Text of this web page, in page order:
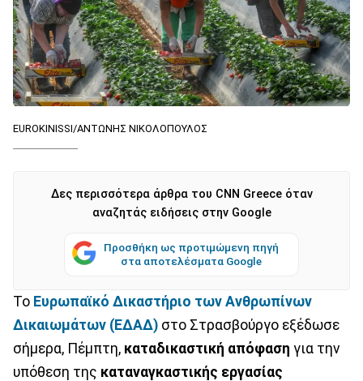
EUROKINISSI/ΑΝΤΩΝΗΣ ΝΙΚΟΛΟΠΟΥΛΟΣ
Δες περισσότερα άρθρα του CNN Greece όταν
αναζητάς ειδήσεις στην Google
Προσθήκη ως προτιμώμενη πηγή
στα αποτελέσματα Google
Το Ευρωπαϊκό Δικαστήριο των Ανθρωπίνων
Δικαιωμάτων (ΕΔΑΔ) στο Στρασβούργο εξέδωσε
σήμερα, Πέμπτη, καταδικαστική απόφαση για την
υπόθεση της καταναγκαστικής εργασίας